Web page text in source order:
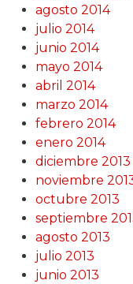
agosto 2014
julio 2014
junio 2014
mayo 2014
abril 2014
marzo 2014
febrero 2014
enero 2014
diciembre 2013
noviembre
octubre 2013
septiembre
agosto 2013
julio 2013
junio 2013